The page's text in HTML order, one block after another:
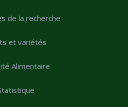
de la recherche
et variétés
Alimentaire